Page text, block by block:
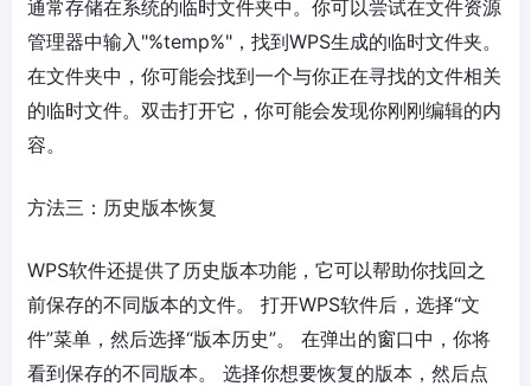
通常存储在系统的临时文件夹中。你可以尝试在文件资源
管理器中输入"%temp%"，找到WPS生成的临时文件夹。
在文件夹中，你可能会找到一个与你正在寻找的文件相关
的临时文件。双击打开它，你可能会发现你刚刚编辑的内
容。
方法三：历史版本恢复
WPS软件还提供了历史版本功能，它可以帮助你找回之
前保存的不同版本的文件。 打开WPS软件后，选择“文
件”菜单，然后选择“版本历史”。 在弹出的窗口中，你将
看到保存的不同版本。 选择你想要恢复的版本，然后点